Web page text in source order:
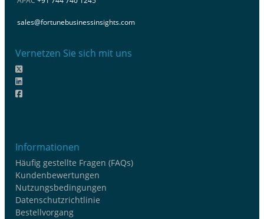
sales@fortunebusinessinsights.com
Vernetzen Sie sich mit uns
Informationen
Häufig gestellte Fragen (FAQs)
Kundenbewertungen
Nutzungsbedingungen
Datenschutzrichtlinie
Bestellvorgang